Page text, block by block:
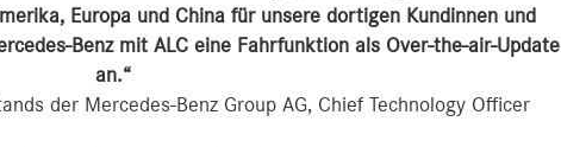
Europa und China für unsere dortigen Kundinnen und
Benz mit ALC eine Fahrfunktion als Over-the-air-Update
an.“
der Mercedes-Benz Group AG, Chief Technology Officer